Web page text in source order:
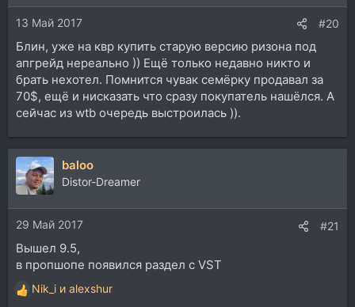
и
:13 Май 2017 #20
Блин, уже на квр купить старую версию ризона под
апгрейд нереально )) Ещё только недавно никто и
брать нехотел. Помнится чувак семёрку продавал за
70$, ещё и нисказать что сразу покупатель нашёлся. А
сейчас из wtb очередь выстроилась )).
baloo
Distor-Dreamer
29 Май 2017 #21
Вышел 9.5,
в пропшопе появился раздел с VST
Р
Nik_i и alexshur